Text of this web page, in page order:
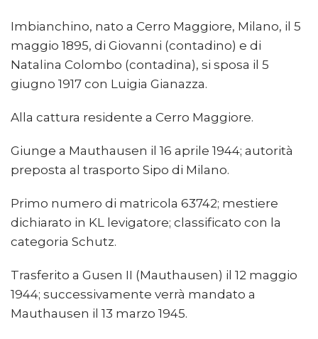
Imbianchino, nato a Cerro Maggiore, Milano, il 5
maggio 1895, di Giovanni (contadino) e di
Natalina Colombo (contadina), si sposa il 5
giugno 1917 con Luigia Gianazza.
Alla cattura residente a Cerro Maggiore.
Giunge a Mauthausen il 16 aprile 1944; autorità
preposta al trasporto Sipo di Milano.
Primo numero di matricola 63742; mestiere
dichiarato in KL levigatore; classificato con la
categoria Schutz.
Trasferito a Gusen II (Mauthausen) il 12 maggio
1944; successivamente verrà mandato a
Mauthausen il 13 marzo 1945.